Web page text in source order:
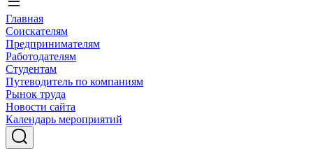
Главная
Соискателям
Предпринимателям
Работодателям
Студентам
Путеводитель по компаниям
Рынок труда
Новости сайта
Календарь мероприятий